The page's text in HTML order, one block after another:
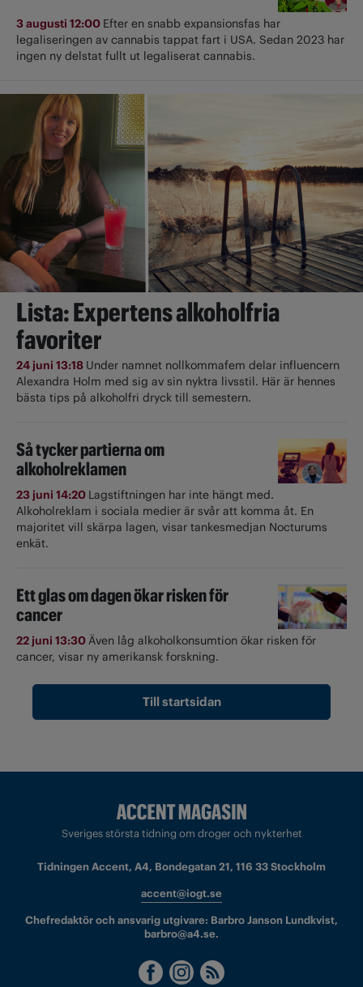
3 augusti 12:00 Efter en snabb expansionsfas har
legaliseringen av cannabis tappat fart i USA. Sedan 2023 har
ingen ny delstat fullt ut ­legaliserat cannabis.
Lista: Expertens alkoholfria
favoriter
24 juni 13:18 Under namnet nollkommafem delar influencern
Alexandra Holm med sig av sin nyktra livsstil. Här är hennes
bästa tips på alkoholfri dryck till semestern.
Så tycker partierna om
alkoholreklamen
23 juni 14:20 Lagstiftningen har inte hängt med.
Alkoholreklam i sociala medier är svår att komma åt. En
majoritet vill skärpa lagen, visar tankesmedjan Nocturums
enkät.
Ett glas om dagen ökar risken för
cancer
22 juni 13:30Även låg alkoholkonsumtion ökar risken för
cancer, visar ny amerikansk forskning.
Till startsidan
Sveriges största tidning om droger och nykterhet
Tidningen Accent, A4, Bondegatan 21, 116 33 Stockholm
accent@iogt.se
Chefredaktör och ansvarig utgivare: Barbro Janson Lundkvist,
barbro@a4.se.